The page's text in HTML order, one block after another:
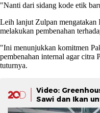
"Nanti dari sidang kode etik
Leih lanjut Zulpan mengatakan
melakukan pembenahan
"Ini menunjukkan komitmen
pembenahan internal agar
tuturnya.
Video:
Sawi dan Ikan